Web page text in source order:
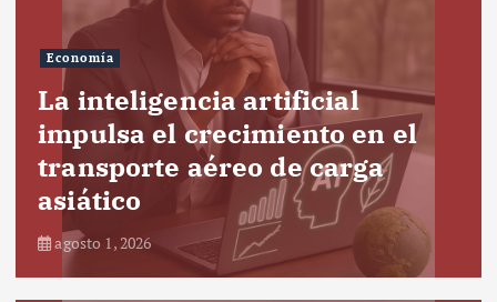
Economía
La inteligencia artificial
impulsa el crecimiento en el
transporte aéreo de carga
asiático
agosto 1, 2026